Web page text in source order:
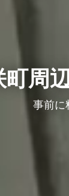
町周
事前に